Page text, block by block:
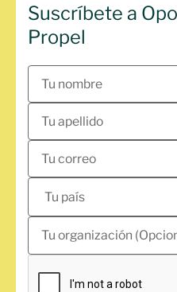
Suscríbete a
Propel